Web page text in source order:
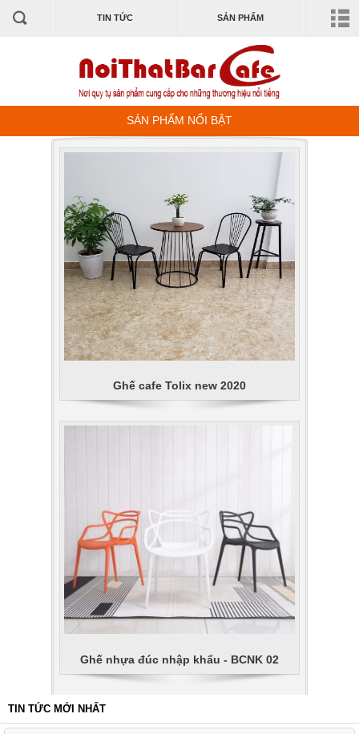
TIN TỨC SẢN PHẨM
SẢN PHẨM NỔI BẬT
Ghế cafe Tolix new 2020
Ghế nhựa đúc nhập khẩu - BCNK 02
TIN TỨC MỚI NHẤT